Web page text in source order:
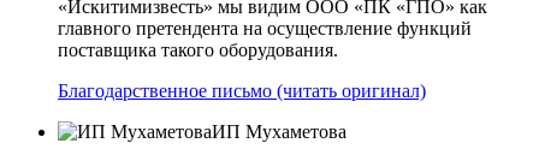
«Искитимизвесть» мы видим ООО «ПК «ГПО» как
главного претендента на осуществление функций
поставщика такого оборудования.
Благодарственное письмо (читать оригинал)
ИП Мухаметова